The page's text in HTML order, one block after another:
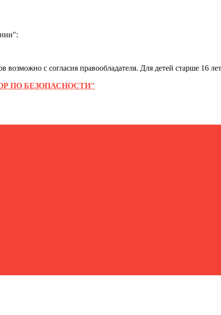
с согласия правообладателя. Для детей старше 16
ПО БЕЗОПАСНОСТИ"